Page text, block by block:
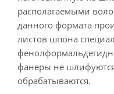
располагаемыми
данного формата
листов шпона
фанеры не
обрабатываются.